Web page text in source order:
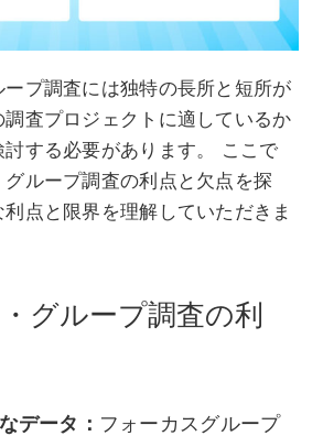
プ調査には独特の長所と短所が
査プロジェクトに適しているか
討する必要があります。 ここで
ループ調査の利点と欠点を探
点と限界を理解していただきま
グループ調査の利
データ： フォーカスグループ